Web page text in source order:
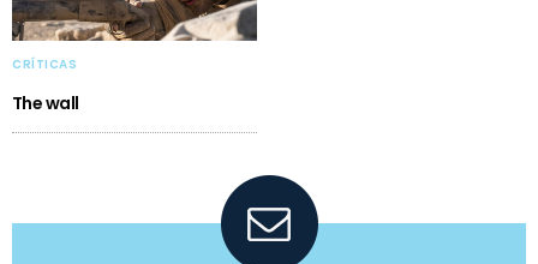
CRÍTICAS
The wall